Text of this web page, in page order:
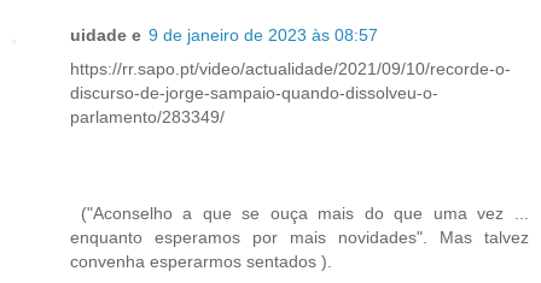
uidade e 9 de janeiro de 2023 às 08:57
https://rr.sapo.pt/video/actualidade/2021/09/10/recorde-o-
discurso-de-jorge-sampaio-quando-dissolveu-o-
parlamento/283349/
("Aconselho a que se ouça mais do que uma vez ...
enquanto esperamos por mais novidades". Mas talvez
convenha esperarmos sentados ).